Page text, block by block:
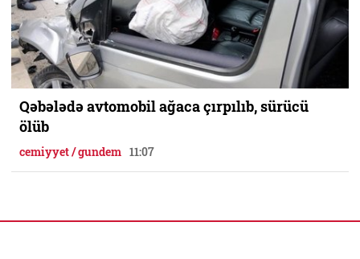
Qəbələdə avtomobil ağaca çırpılıb, sürücü
ölüb
cemiyyet / gundem 11:07